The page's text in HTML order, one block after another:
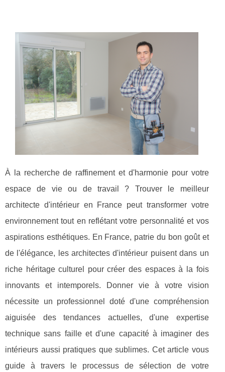
À la recherche de raffinement et d'harmonie pour votre
espace de vie ou de travail ? Trouver le meilleur
architecte d'intérieur en France peut transformer votre
environnement tout en reflétant votre personnalité et vos
aspirations esthétiques. En France, patrie du bon goût et
de l'élégance, les architectes d'intérieur puisent dans un
riche héritage culturel pour créer des espaces à la fois
innovants et intemporels. Donner vie à votre vision
nécessite un professionnel doté d'une compréhension
aiguisée des tendances actuelles, d'une expertise
technique sans faille et d'une capacité à imaginer des
intérieurs aussi pratiques que sublimes. Cet article vous
guide à travers le processus de sélection de votre